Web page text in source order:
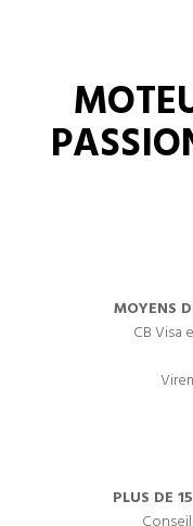
MOYENS
CB Visa
PLUS DE